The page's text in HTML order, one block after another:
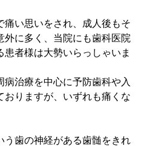
い思いをされ、成人後もそ
に多く、当院にも歯科医院
者様は大勢いらっしゃいま
治療を中心に予防歯科や入
りますが、いずれも痛くな
う歯の神経がある歯髄をきれ